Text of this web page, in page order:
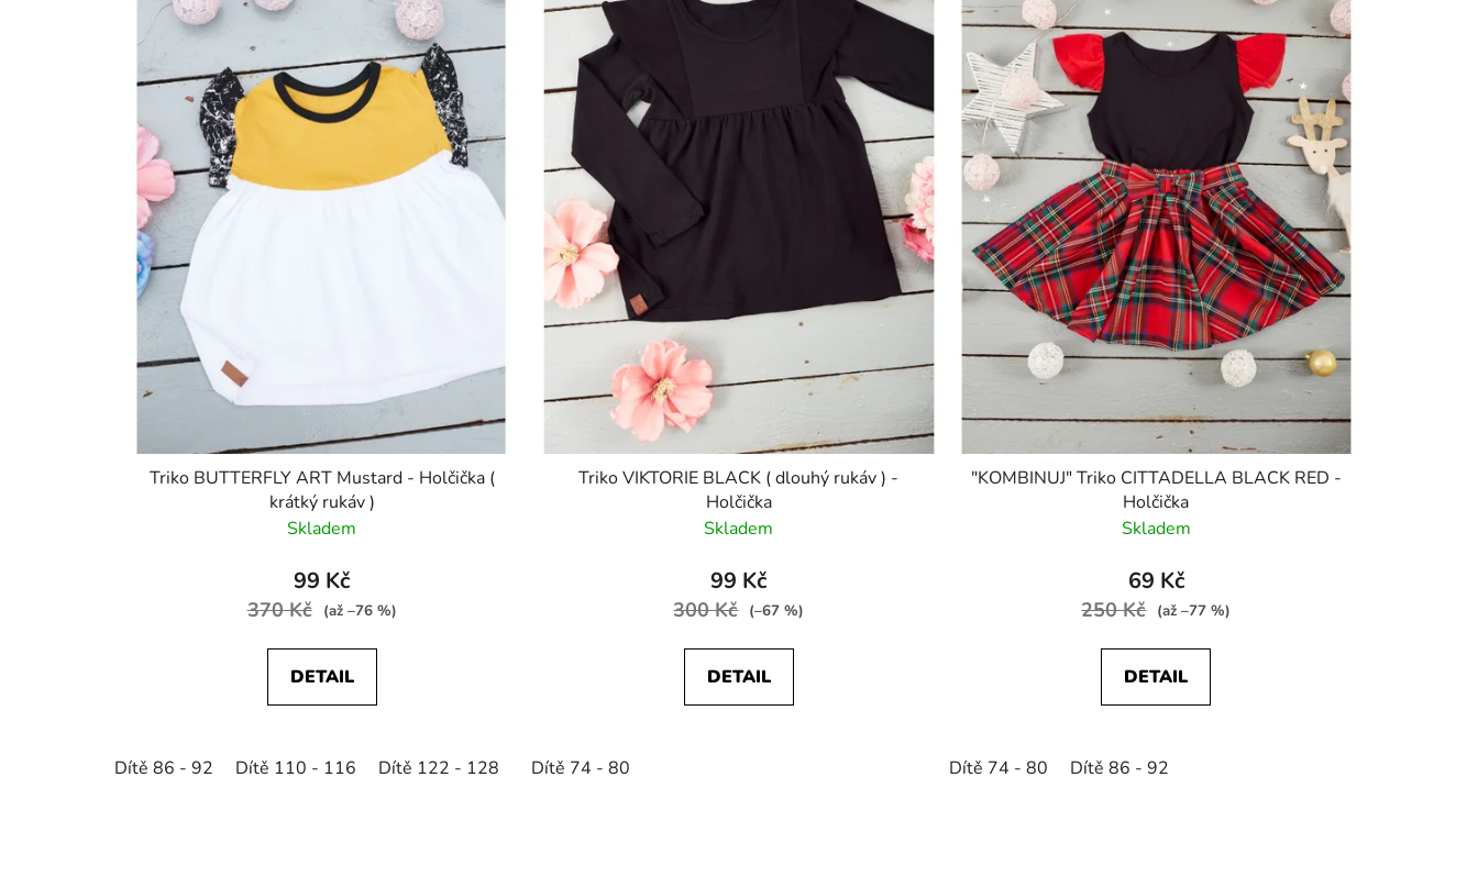
Triko BUTTERFLY ART Mustard - Holčička (
krátký rukáv )
Skladem
99 Kč
370 Kč (až –76 %)
DETAIL
Dítě 86 - 92 Dítě 110 - 116 Dítě 122 - 128
Triko VIKTORIE BLACK ( dlouhý rukáv ) -
Holčička
Skladem
99 Kč
300 Kč (–67 %)
DETAIL
Dítě 74 - 80
"KOMBINUJ" Triko CITTADELLA BLACK RED -
Holčička
Skladem
69 Kč
250 Kč (až –77 %)
DETAIL
Dítě 74 - 80 Dítě 86 - 92